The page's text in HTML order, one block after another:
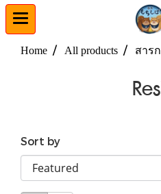
Home All products สาร
Sort by